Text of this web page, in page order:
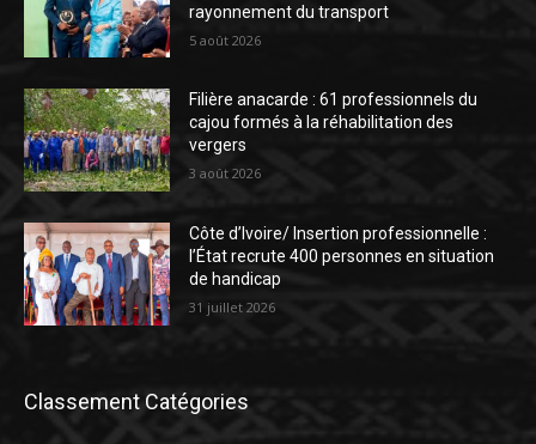
rayonnement du transport
5 août 2026
Filière anacarde : 61 professionnels du
cajou formés à la réhabilitation des
vergers
3 août 2026
Côte d’Ivoire/ Insertion professionnelle :
l’État recrute 400 personnes en situation
de handicap
31 juillet 2026
Classement Catégories